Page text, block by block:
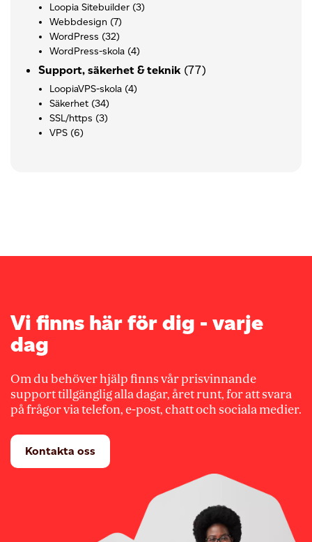
Loopia Sitebuilder (3)
Webbdesign (7)
WordPress (32)
WordPress-skola (4)
Support, säkerhet & teknik (77)
LoopiaVPS-skola (4)
Säkerhet (34)
SSL/https (3)
VPS (6)
Vi finns här för dig - varje
dag
Om du behöver hjälp finns vår prisvinnande
support tillgänglig alla dagar, året runt, for att svara
på frågor via telefon, e-post, chatt och sociala medier.
Kontakta oss